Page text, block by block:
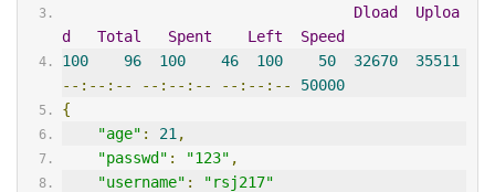
Dload
Uploa
d
Total Spent Left
Speed
100
96 100 46 100 50 32670
35511
--:--:--
--:--:-- --:--:--
50000
{
"age" : 21 ,
"passwd" : "123" ,
"username" :
"rsj217"